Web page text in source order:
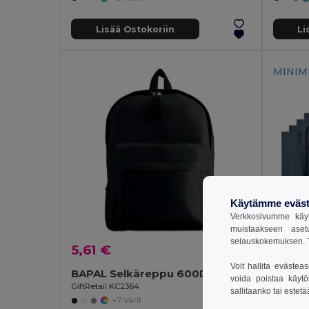
Lisää Ostokoriin
5,61 €
BAPAL Selkäreppu 600D polyesteriä
GiftRetail KC2364
+7 Värit
Käytämme
Verkkosivumme
muistaakseen
selauskokemuksen.
Voit hallita
voida poistaa
sallitaanko tai